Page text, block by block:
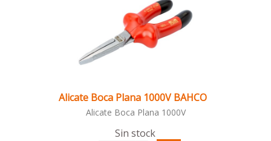
Alicate Boca Plana 1000V BAHCO
Alicate Boca Plana 1000V
Sin stock